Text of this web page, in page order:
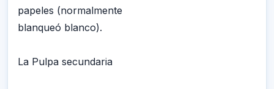
papeles (normalmente
blanqueó blanco).
La Pulpa secundaria